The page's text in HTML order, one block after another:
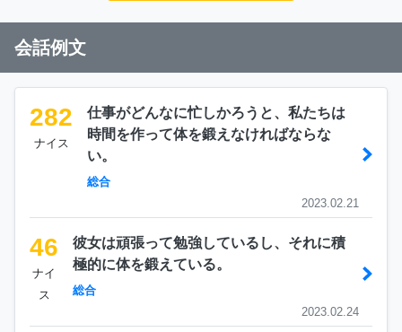
会話例文
282
ナイス
仕事がどんなに忙しかろうと、私たちは
時間を作って体を鍛えなければならな
い。
総合
2023.02.21
46
ナイ
ス
彼女は頑張って勉強しているし、それに積
極的に体を鍛えている。
総合
2023.02.24